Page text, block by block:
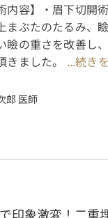
内容】・眉下切開
まぶたのたるみ、
瞼の重さを改善し
ました。 ...続き
郎 医師
印象激変！二